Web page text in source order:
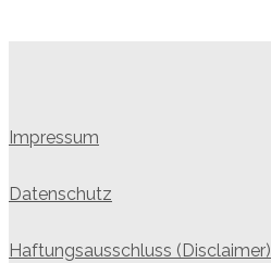
Impressum
Datenschutz
Haftungsausschluss (Disclaimer)